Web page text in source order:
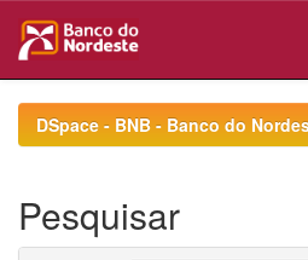
navigationDSpace - BNB - Banco do
Pesquisar